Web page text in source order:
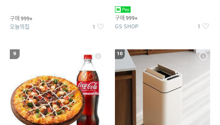
구매 999+
오늘의집 1
1000ml (정가 100,000원)
구매 999+
GS SHOP 1
9 10